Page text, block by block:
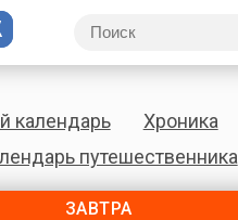
календарь Хроника
путешественника
ЗАВТРА